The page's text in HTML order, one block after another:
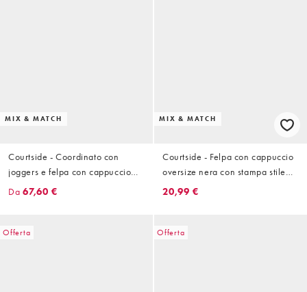
MIX & MATCH
Courtside - Coordinato con
joggers e felpa con cappuccio
oversize marrone con stampa
Da 67,60 €
MIX & MATCH
Courtside - Felpa con cappuccio
oversize nera con stampa stile
college in coordinato
20,99 €
Offerta Offerta